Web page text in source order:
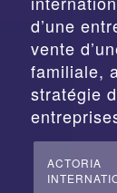
d’une
vente
familiale,
stratégie
ACTORIA